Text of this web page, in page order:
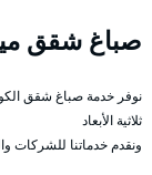
صباغ شقق
نوفر خدمة صباغ شقق
ثلاثية الأبعاد
ونقدم خدماتنا للشركات